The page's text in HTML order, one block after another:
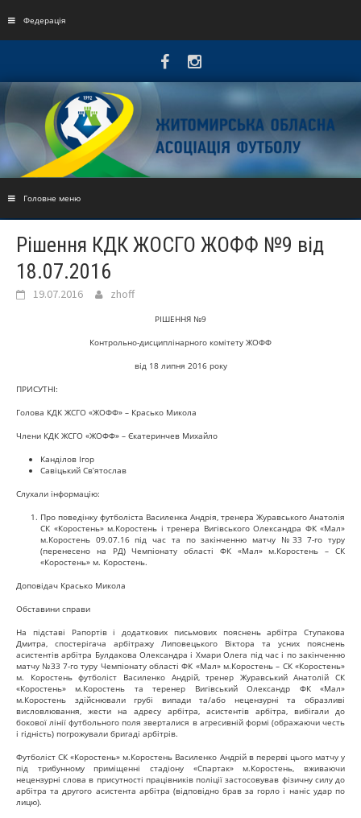
Федерація
Головне меню
Рішення КДК ЖОСГО ЖОФФ №9 від
18.07.2016
19.07.2016 zhoff
РІШЕННЯ №9
Контрольно-дисциплінарного комітету ЖОФФ
від 18 липня 2016 року
ПРИСУТНІ:
Голова КДК ЖСГО «ЖОФФ» – Красько Микола
Члени КДК ЖСГО «ЖОФФ» – Єкатеринчев Михайло
Канділов Ігор
Савіцький Св’ятослав
Слухали інформацію:
Про поведінку футболіста Василенка Андрія, тренера Журавського Анатолія
СК «Коростень» м.Коростень і тренера Вигівського Олександра ФК «Мал»
м.Коростень 09.07.16 під час та по закінченню матчу №33 7-го туру
(перенесено на РД) Чемпіонату області ФК «Мал» м.Коростень – СК
«Коростень» м. Коростень.
Доповідач Красько Микола
Обставини справи
На підставі Рапортів і додаткових письмових пояснень арбітра Ступакова
Дмитра, спостерігача арбітражу Липовецького Віктора та усних пояснень
асистентів арбітра Булдакова Олександра і Хмари Олега під час і по закінченню
матчу №33 7-го туру Чемпіонату області ФК «Мал» м.Коростень – СК «Коростень»
м. Коростень футболіст Василенко Андрій, тренер Журавський Анатолій СК
«Коростень» м.Коростень та теренер Вигівський Олександр ФК «Мал»
м.Коростень здійснювали грубі випади та/або нецензурні та образливі
висловлювання, жести на адресу арбітра, асистентів арбітра, вибігали до
бокової лінії футбольного поля зверталися в агресивній формі (ображаючи честь
і гідність) погрожували бригаді арбітрів.
Футболіст СК «Коростень» м.Коростень Василенко Андрій в перерві цього матчу у
під трибунному приміщенні стадіону «Спартак» м.Коростень, вживаючи
нецензурні слова в присутності працівників поліції застосовував фізичну силу до
арбітра та другого асистента арбітра (відповідно брав за горло і наніс удар по
лицю).